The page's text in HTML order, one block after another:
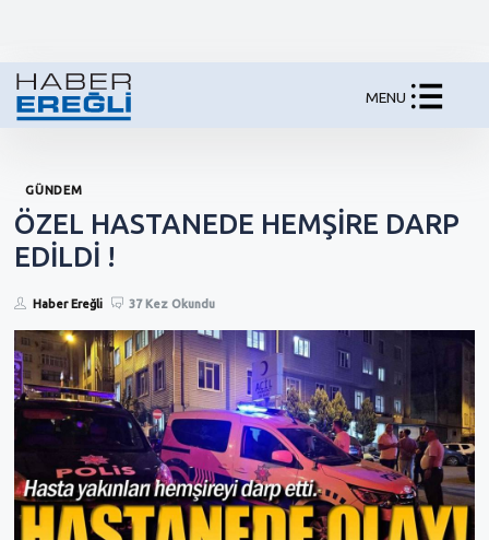
MENU
GÜNDEM
ÖZEL HASTANEDE HEMŞİRE DARP
EDİLDİ !
Haber Ereğli 37 Kez Okundu